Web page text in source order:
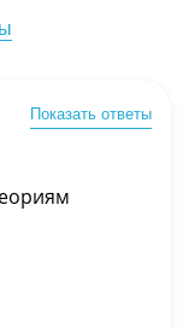
Показать ответы